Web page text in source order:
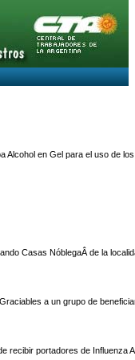
en Gel para el uso
NóblegaÂ de la
a un grupo de
portadores de